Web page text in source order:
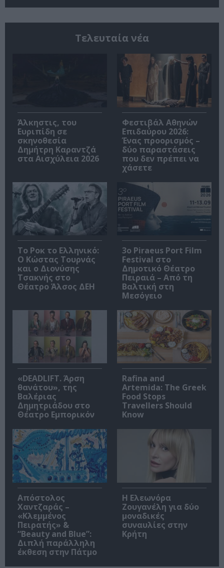
Τελευταία νέα
Άλκηστις, του
Ευριπίδη σε
σκηνοθεσία
Δημήτρη Καραντζά
στα Αισχύλεια 2026
Φεστιβάλ Αθηνών
Επιδαύρου 2026:
Ένας προορισμός –
δύο παραστάσεις
που δεν πρέπει να
χάσετε
Το Ροκ το Ελληνικό:
Ο Κώστας Τουρνάς
και ο Διονύσης
Τσακνής στο
Θέατρο Άλσος ΔΕΗ
3o Piraeus Port Film
Festival στο
Δημοτικό Θέατρο
Πειραιά – Από τη
Βαλτική στη
Μεσόγειο
«DEADLIFT. Άρση
θανάτου», της
Βαλέριας
Δημητριάδου στο
Θέατρο Εμπορικόν
Rafina and
Artemida: The Greek
Food Stops
Travellers Should
Know
Απόστολος
Χαντζαράς –
«Κλεμμένος
Πειρατής» &
“Beauty and Blue”:
Διπλή παράλληλη
έκθεση στην Πάτμο
Η Ελεωνόρα
Ζουγανέλη για δύο
μοναδικές
συναυλίες στην
Κρήτη